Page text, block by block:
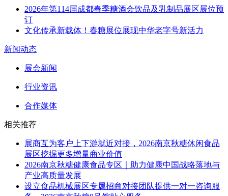
2026年第114届成都春季糖酒会饮品及乳制品展区展位预
订
文化传承新载体！春糖展位展现中华老字号新活力
新闻动态
展会新闻
行业资讯
合作媒体
相关推荐
展商互为客户上下游就近对接，2026南京秋糖休闲食品
展区挖掘更多增量商业价值
2026南京秋糖健康食品专区｜助力健康中国战略落地与
产业高质量发展
设立食品机械展区专属招商对接团队提供一对一咨询服